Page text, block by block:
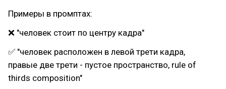
Примеры в промптах:
❌ "человек стоит по центру кадра"
✅ "человек расположен в левой трети кадра,
правые две трети - пустое пространство, rule of
thirds composition"